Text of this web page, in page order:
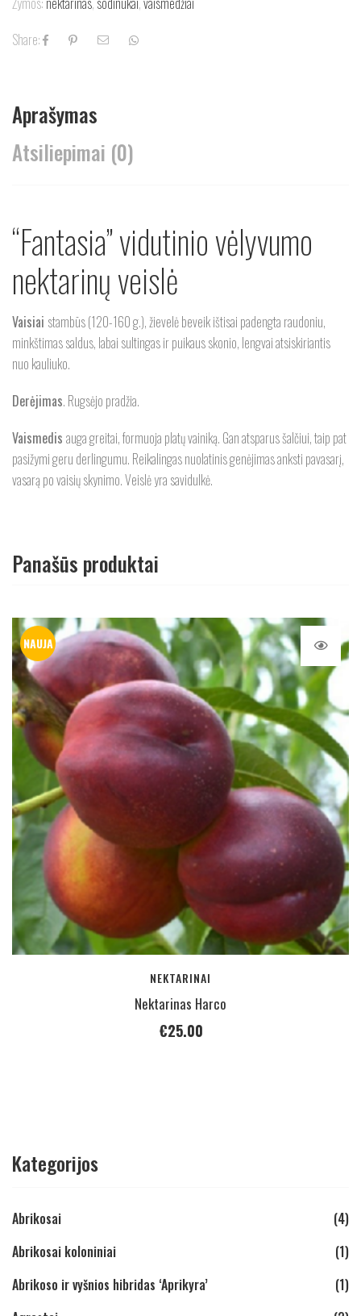
Share:
Aprašymas
Atsiliepimai (0)
“Fantasia” vidutinio vėlyvumo
nektarinų veislė
Vaisiai stambūs (120-160 g.), žievelė beveik ištisai padengta raudoniu,
minkštimas saldus, labai sultingas ir puikaus skonio, lengvai atsiskiriantis
nuo kauliuko.
Derėjimas. Rugsėjo pradžia.
Vaismedis auga greitai, formuoja platų vainiką. Gan atsparus šalčiui, taip pat
pasižymi geru derlingumu. Reikalingas nuolatinis genėjimas anksti pavasarį,
vasarą po vaisių skynimo. Veislė yra savidulkė.
Panašūs produktai
NAUJA
NEKTARINAI
Nektarinas Harco
€25.00
Kategorijos
Abrikosai
(4)
Abrikosai koloniniai
(1)
Abrikoso ir vyšnios hibridas ‘Aprikyra’
(1)